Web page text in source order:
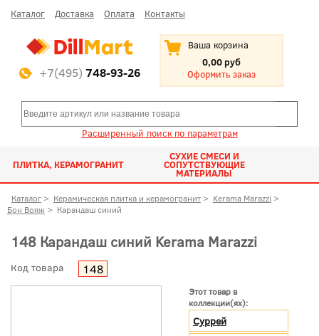
Каталог Доставка Оплата Контакты
+7(495) 748-93-26
Ваша корзина
0,00 руб
Оформить заказ
Расширенный поиск по параметрам
ПЛИТКА, КЕРАМОГРАНИТ
СУХИЕ СМЕСИ И
СОПУТСТВУЮЩИЕ
МАТЕРИАЛЫ
Каталог > Керамическая плитка и керамогранит > Kerama Marazzi >
Бон Вояж > Карандаш синий
148 Карандаш синий Kerama Marazzi
Код товара 148
Этот товар в
коллекции(ях):
Суррей